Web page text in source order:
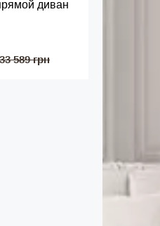
диван
33 589 грн